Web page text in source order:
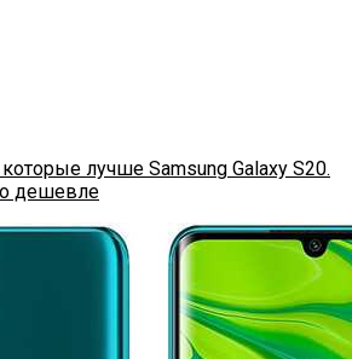
лучше Samsung Galaxy S20.
дешевле